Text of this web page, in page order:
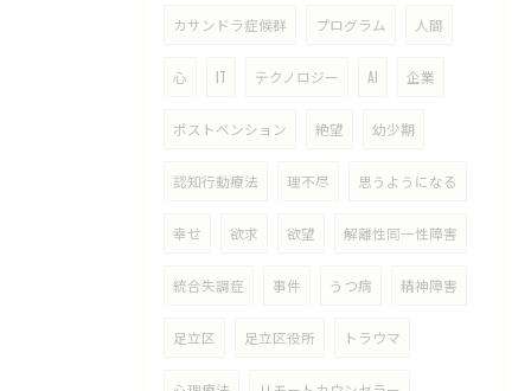
カサンドラ症候群 プログラム 人間
心 IT テクノロジー AI 企業
ポストベンション 絶望 幼少期
認知行動療法 理不尽 思うようになる
幸せ 欲求 欲望 解離性同一性障害
統合失調症 事件 うつ病 精神障害
足立区 足立区役所 トラウマ